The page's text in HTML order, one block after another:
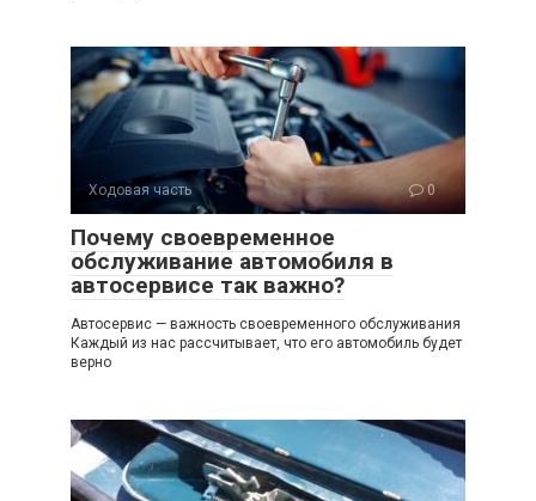
Ходовая часть 0
Почему своевременное
обслуживание автомобиля в
автосервисе так важно?
Автосервис — важность своевременного обслуживания
Каждый из нас рассчитывает, что его автомобиль будет
верно